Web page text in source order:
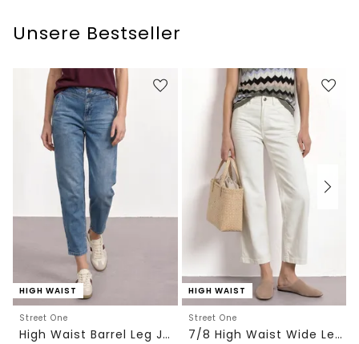
Unsere Bestseller
HIGH WAIST
Street One
High Waist Barrel Leg Jeans im Loose Fit
HIGH WAIST
Street One
7/8 High Waist Wide Leg Jeans im Loose Fit